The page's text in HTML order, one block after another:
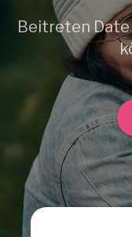
Beitreten Date